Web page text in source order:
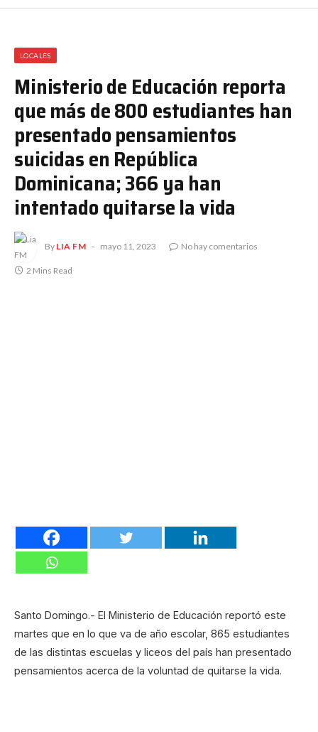
LOCALES
Ministerio de Educación reporta
que más de 800 estudiantes han
presentado pensamientos
suicidas en República
Dominicana; 366 ya han
intentado quitarse la vida
By LIA FM mayo 11, 2023 No hay comentarios
2 Mins Read
Santo Domingo.- El Ministerio de Educación reportó este
martes que en lo que va de año escolar, 865 estudiantes
de las distintas escuelas y liceos del país han presentado
pensamientos acerca de la voluntad de quitarse la vida.